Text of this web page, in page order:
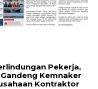
Pekerja,
Kemnaker
Kontraktor